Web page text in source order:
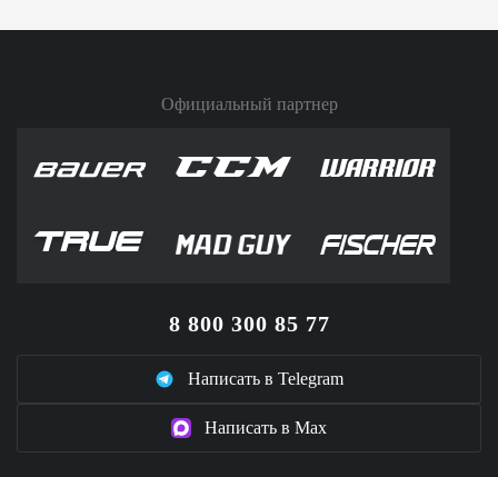
Официальный партнер
8 800 300 85 77
Написать в Telegram
Написать в Max